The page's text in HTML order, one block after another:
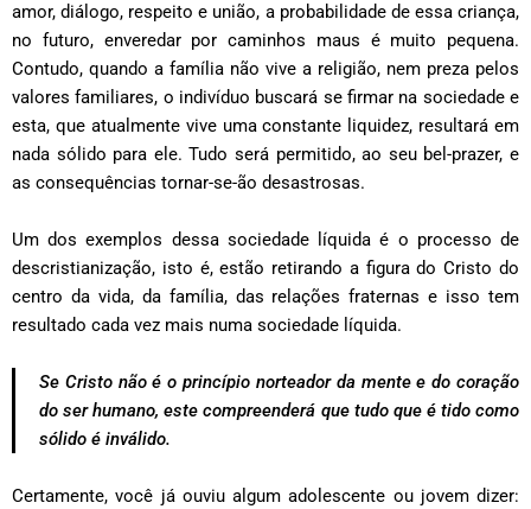
amor, diálogo, respeito e união, a probabilidade de essa criança,
no futuro, enveredar por caminhos maus é muito pequena.
Contudo, quando a família não vive a religião, nem preza pelos
valores familiares, o indivíduo buscará se firmar na sociedade e
esta, que atualmente vive uma constante liquidez, resultará em
nada sólido para ele. Tudo será permitido, ao seu bel-prazer, e
as consequências tornar-se-ão desastrosas.
Um dos exemplos dessa sociedade líquida é o processo de
descristianização, isto é, estão retirando a figura do Cristo do
centro da vida, da família, das relações fraternas e isso tem
resultado cada vez mais numa sociedade líquida.
Se Cristo não é o princípio norteador da mente e do coração
do ser humano, este compreenderá que tudo que é tido como
sólido é inválido.
Certamente, você já ouviu algum adolescente ou jovem dizer: